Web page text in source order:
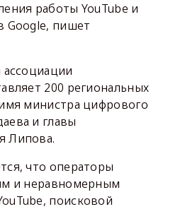
работы YouTube и
Google, пишет
200 региональных
министра цифрового
и главы
Липова.
что операторы
и неравномерным
поисковой